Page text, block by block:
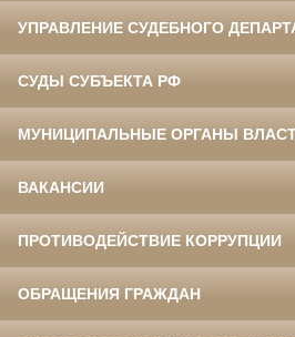
УПРАВЛЕНИЕ СУДЕБНОГО
СУДЫ СУБЪЕКТА РФ
МУНИЦИПАЛЬНЫЕ ОРГАНЫ
ВАКАНСИИ
ПРОТИВОДЕЙСТВИЕ КОРРУПЦИИ
ОБРАЩЕНИЯ ГРАЖДАН